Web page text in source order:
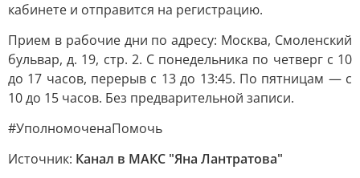
кабинете и отправится на регистрацию.
Прием в рабочие дни по адресу: Москва, Смоленский
бульвар, д. 19, стр. 2. С понедельника по четверг с 10
до 17 часов, перерыв с 13 до 13:45. По пятницам — с
10 до 15 часов. Без предварительной записи.
#УполномоченаПомочь
Источник: Канал в МАКС "Яна Лантратова"